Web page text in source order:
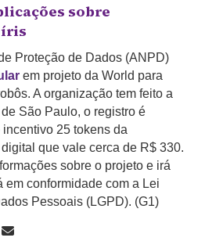
sobre
íris
Proteção de Dados (ANPD)
em projeto da World para
A organização tem feito a
São Paulo, o registro é
25 tokens da
que vale cerca de R$ 330.
sobre o projeto e irá
em conformidade com a Lei
Pessoais (LGPD). (G1)